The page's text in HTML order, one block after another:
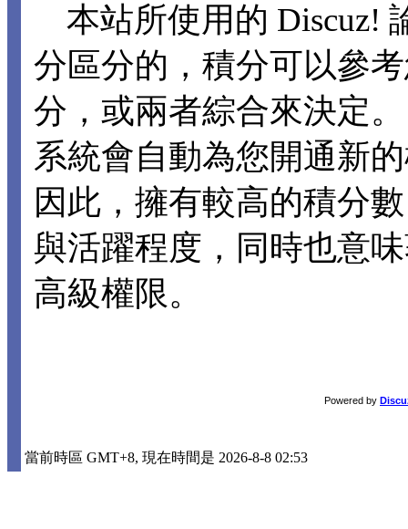
本站所使用的 Discuz!
分區分的，積分可以參
分，或兩者綜合來決定
系統會自動為您開通新
因此，擁有較高的積分
與活躍程度，同時也意
高級權限。
Powered by
當前時區 GMT+8, 現在時間是 2026-8-8 02:53